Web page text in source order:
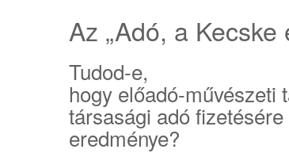
Az „Adó, a
Tudod-e,
hogy előadó-művészeti
társasági adó
eredménye?